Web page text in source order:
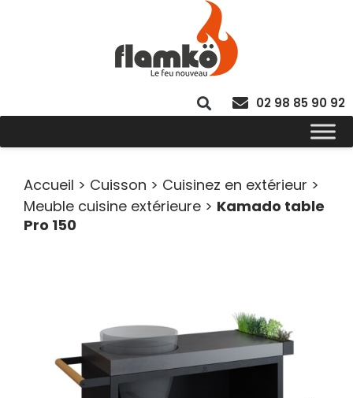
02 98 85 90 92
Accueil > Cuisson > Cuisinez en extérieur >
Meuble cuisine extérieure > Kamado table
Pro 150